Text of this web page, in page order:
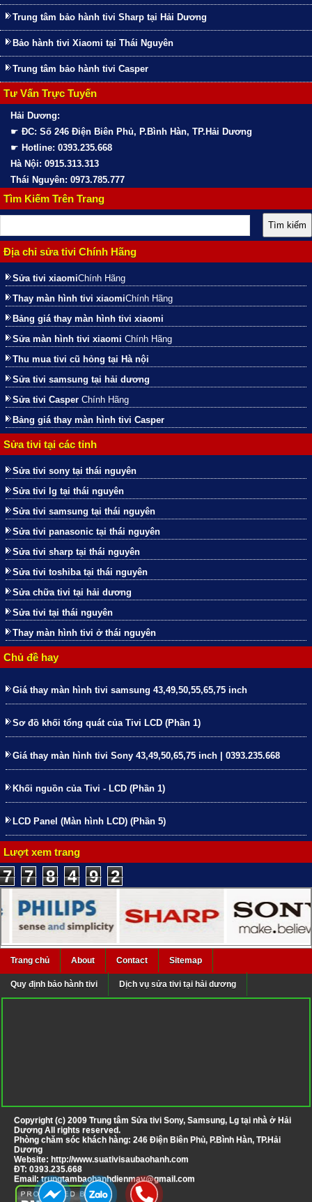
Trung tâm bảo hành tivi Sharp tại Hải Dương
Bảo hành tivi Xiaomi tại Thái Nguyên
Trung tâm bảo hành tivi Casper
Tư Vấn Trực Tuyến
Hải Dương:
☛ ĐC: Số 246 Điện Biên Phủ, P.Bình Hàn, TP.Hải Dương
☛ Hotline: 0393.235.668
Hà Nội: 0915.313.313
Thái Nguyên: 0973.785.777
Tìm Kiếm Trên Trang
Địa chỉ sửa tivi Chính Hãng
Sửa tivi xiaomiChính Hãng
Thay màn hình tivi xiaomiChính Hãng
Bảng giá thay màn hình tivi xiaomi
Sửa màn hình tivi xiaomi Chính Hãng
Thu mua tivi cũ hỏng tại Hà nội
Sửa tivi samsung tại hải dương
Sửa tivi Casper Chính Hãng
Bảng giá thay màn hình tivi Casper
Sửa tivi tại các tỉnh
Sửa tivi sony tại thái nguyên
Sửa tivi lg tại thái nguyên
Sửa tivi samsung tại thái nguyên
Sửa tivi panasonic tại thái nguyên
Sửa tivi sharp tại thái nguyên
Sửa tivi toshiba tại thái nguyên
Sửa chữa tivi tại hải dương
Sửa tivi tại thái nguyên
Thay màn hình tivi ở thái nguyên
Chủ đề hay
Giá thay màn hình tivi samsung 43,49,50,55,65,75 inch
Sơ đồ khối tổng quát của Tivi LCD (Phần 1)
Giá thay màn hình tivi Sony 43,49,50,65,75 inch | 0393.235.668
Khối nguồn của Tivi - LCD (Phần 1)
LCD Panel (Màn hình LCD) (Phần 5)
Lượt xem trang
7 7 8 4 9 2
Trang chủ About Contact Sitemap
Quy định bảo hành tivi Dịch vụ sửa tivi tại hải dương
Copyright (c) 2009 Trung tâm Sửa tivi Sony, Samsung, Lg tại nhà ở Hải
Dương All rights reserved.
Phòng chăm sóc khách hàng: 246 Điện Biên Phủ, P.Bình Hàn, TP.Hải
Dương
Website: http://www.suativisaubaohanh.com
ĐT: 0393.235.668
Email:trungtambaohanhdienmay@gmail.com